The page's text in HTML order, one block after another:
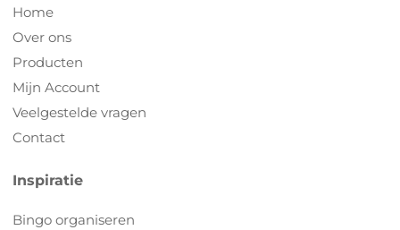
Home
Over ons
Producten
Mijn Account
Veelgestelde vragen
Contact
Inspiratie
Bingo organiseren